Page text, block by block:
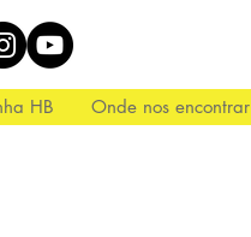
HB Onde nos encontrar